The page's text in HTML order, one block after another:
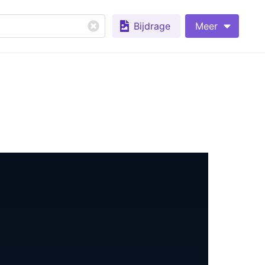
Bijdrage Meer